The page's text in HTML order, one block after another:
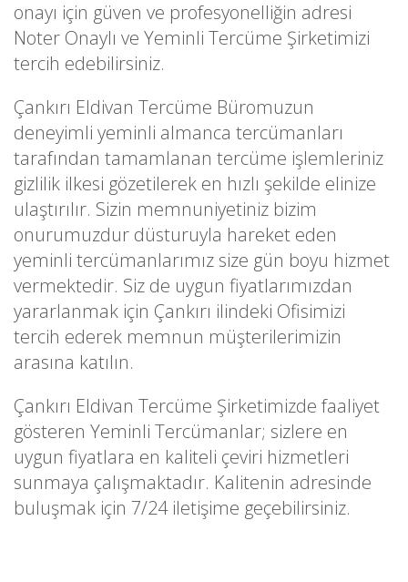
onayı için güven ve profesyonelliğin adresi
Noter Onaylı ve Yeminli Tercüme Şirketimizi
tercih edebilirsiniz.
Çankırı Eldivan Tercüme Büromuzun
deneyimli yeminli almanca tercümanları
tarafından tamamlanan tercüme işlemleriniz
gizlilik ilkesi gözetilerek en hızlı şekilde elinize
ulaştırılır. Sizin memnuniyetiniz bizim
onurumuzdur düsturuyla hareket eden
yeminli tercümanlarımız size gün boyu hizmet
vermektedir. Siz de uygun fiyatlarımızdan
yararlanmak için Çankırı ilindeki Ofisimizi
tercih ederek memnun müşterilerimizin
arasına katılın.
Çankırı Eldivan Tercüme Şirketimizde faaliyet
gösteren Yeminli Tercümanlar; sizlere en
uygun fiyatlara en kaliteli çeviri hizmetleri
sunmaya çalışmaktadır. Kalitenin adresinde
buluşmak için 7/24 iletişime geçebilirsiniz.